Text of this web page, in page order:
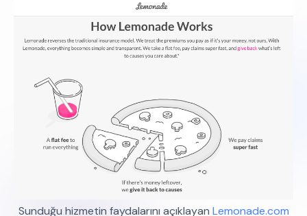
Sunduğu hizmetin faydalarını açıklayan Lemonade.com